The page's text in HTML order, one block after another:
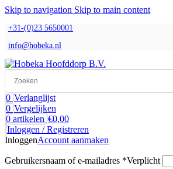
Skip to navigation Skip to main content
+31-(0)23 5650001
info@hobeka.nl
0 Verlanglijst
0 Vergelijken
0 artikelen €0,00
Inloggen / Registreren
InloggenAccount aanmaken
Gebruikersnaam of e-mailadres *Verplicht